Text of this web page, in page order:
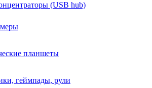
(USB hub)
планшеты
геймпады, рули